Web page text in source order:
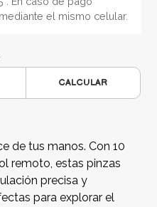
el mismo celular.
CALCULAR
de tus manos. Con 10
remoto, estas pinzas
precisa y
para explorar el